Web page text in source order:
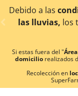
< div
condiciones
los tiempos de
Si estas fuera del "
domicilio realizados
Recolección en